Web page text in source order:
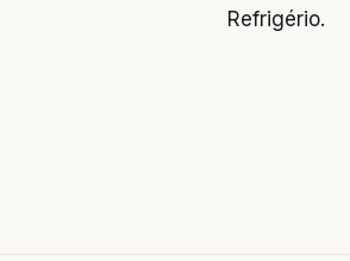
Refrigério.